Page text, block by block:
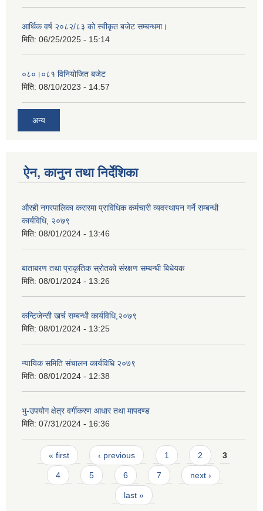
आर्थिक वर्ष २०८२/८३ को स्वीकृत बजेट सम्बन्धमा।
मिति: 06/25/2025 - 15:14
०८०।०८१ विनियोजित बजेट
मिति: 08/10/2023 - 14:57
अन्य
ऐन, कानुन तथा निर्देशिका
औरही नगरपालिका करारमा प्राविधिक कर्मचारी व्यवस्थापन गर्ने सम्बन्धी
कार्यविधि, २०७९
मिति: 08/01/2024 - 13:46
बाताबरण तथा प्राकृतिक स्रोतको संरक्षण सम्बन्धी बिधेयक
मिति: 08/01/2024 - 13:26
कन्टिजेन्सी खर्च सम्बन्धी कार्यविधि,२०७९
मिति: 08/01/2024 - 13:25
न्यायिक समिति संचालन कार्यविधि २०७९
मिति: 08/01/2024 - 12:38
भु-उपयोग क्षेत्र वर्गीकरण आधार तथा मापदण्ड
मिति: 07/31/2024 - 16:36
Pages
« first ‹ previous 1 2 3
4 5 6 7 next ›
last »